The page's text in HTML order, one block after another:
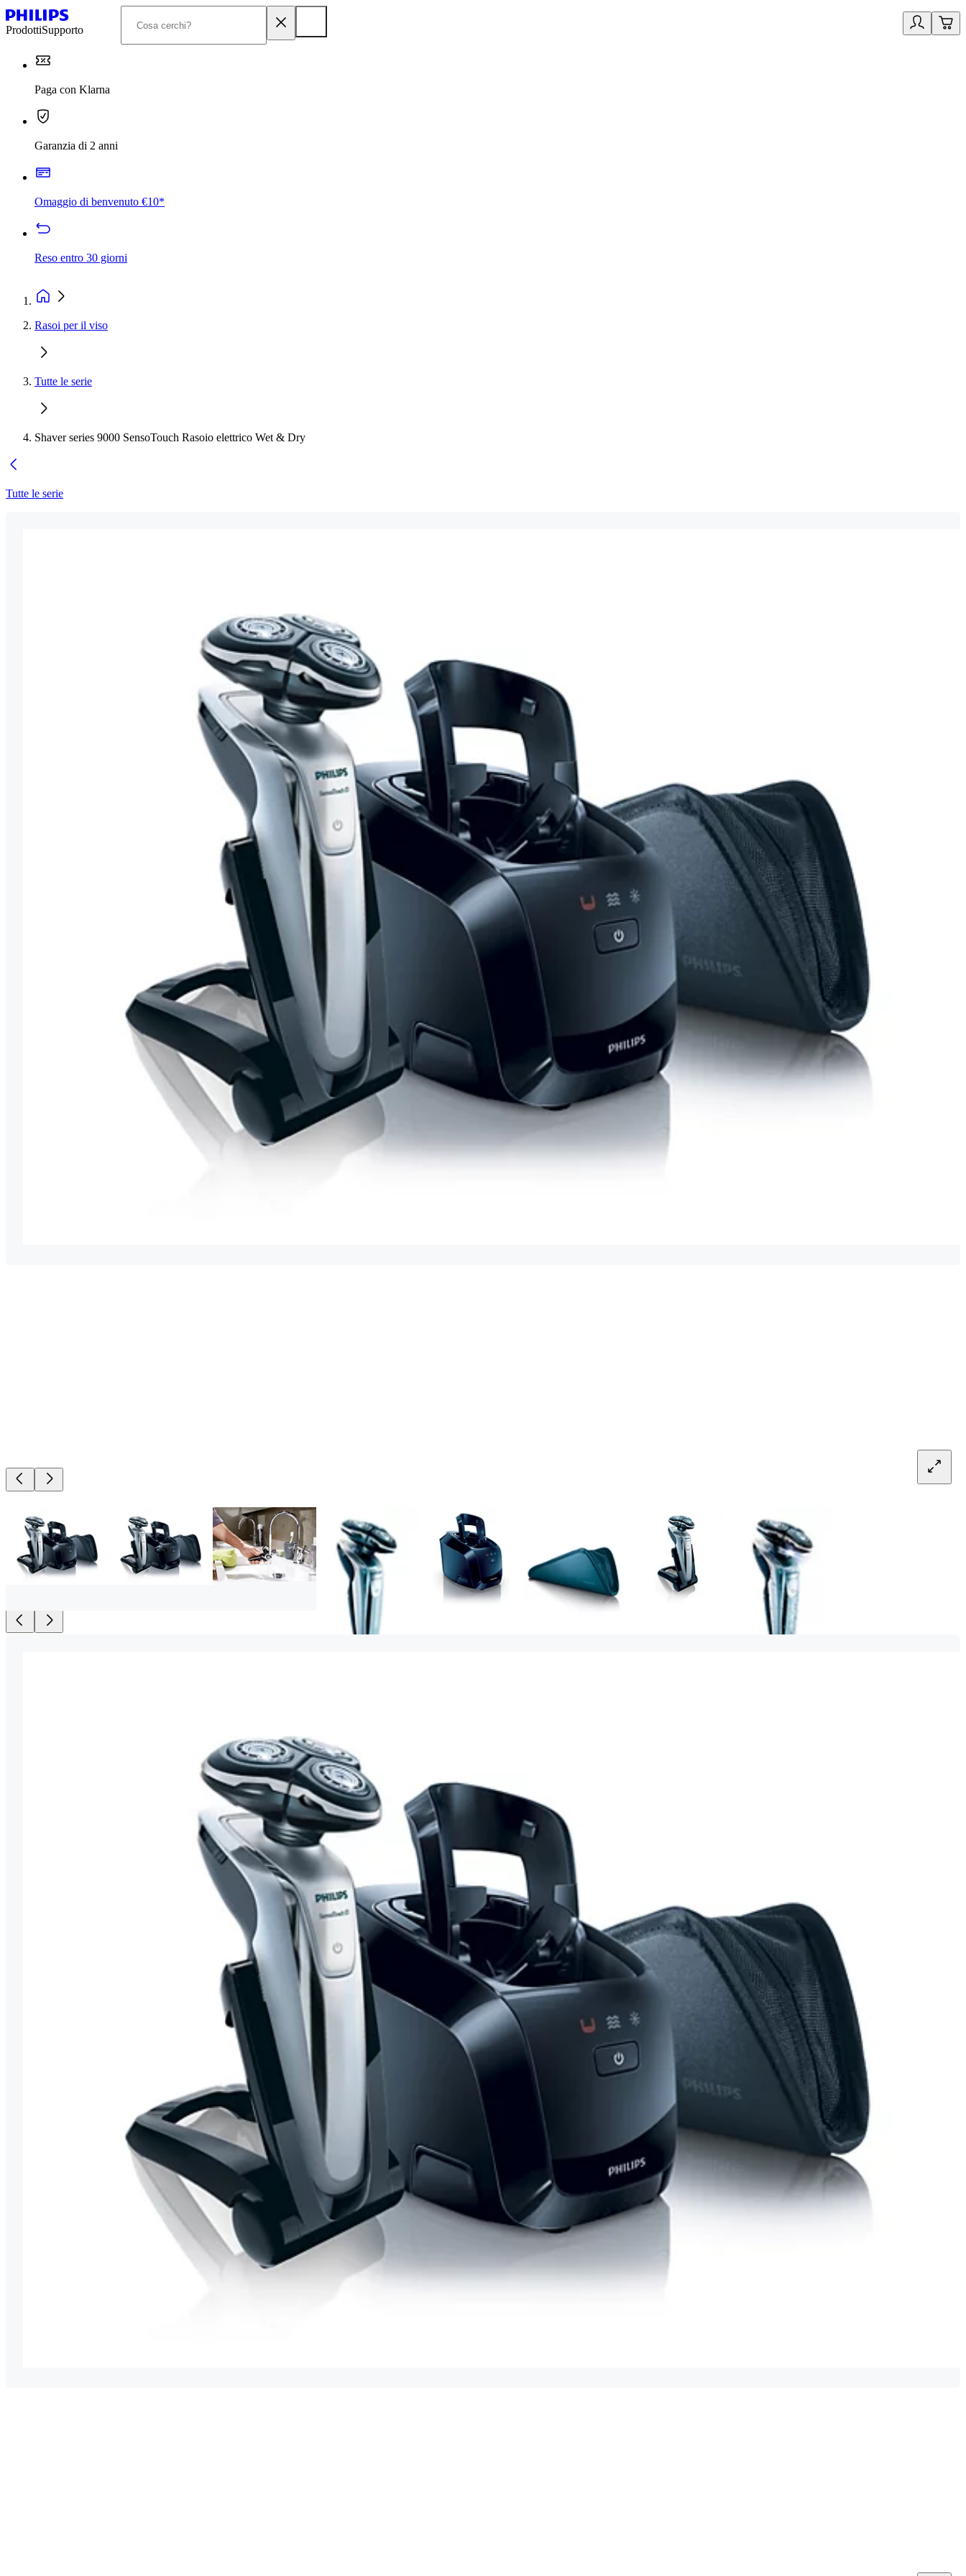
ProdottiSupporto
Paga con Klarna
Garanzia di 2 anni
Omaggio di benvenuto €10*
Reso entro 30 giorni
Rasoi per il viso
Tutte le serie
Shaver series 9000 SensoTouch Rasoio elettrico Wet & Dry
Tutte le serie